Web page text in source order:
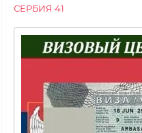
СЕРБИЯ 41